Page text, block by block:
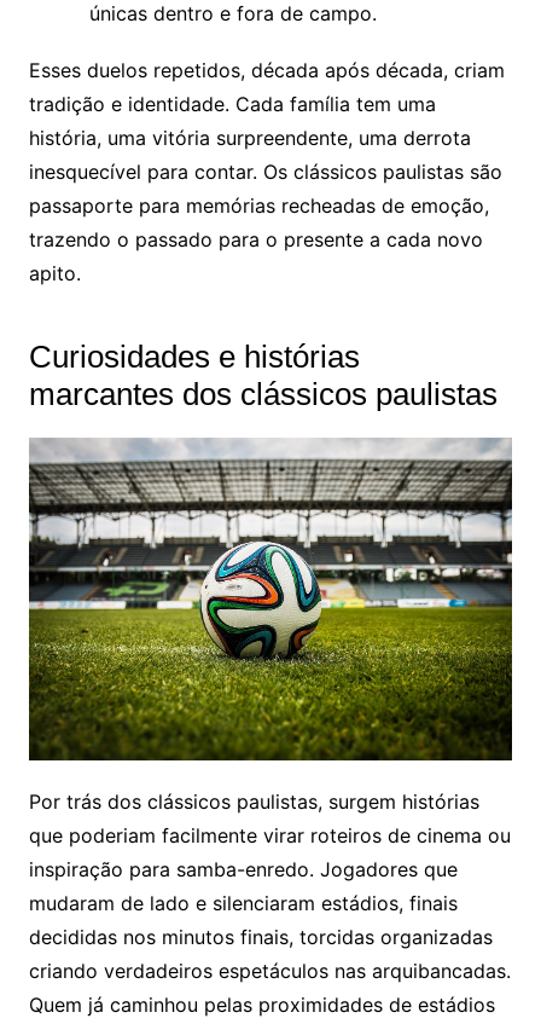
únicas dentro e fora de campo.
Esses duelos repetidos, década após década, criam
tradição e identidade. Cada família tem uma
história, uma vitória surpreendente, uma derrota
inesquecível para contar. Os clássicos paulistas são
passaporte para memórias recheadas de emoção,
trazendo o passado para o presente a cada novo
apito.
Curiosidades e histórias
marcantes dos clássicos paulistas
Por trás dos clássicos paulistas, surgem histórias
que poderiam facilmente virar roteiros de cinema ou
inspiração para samba-enredo. Jogadores que
mudaram de lado e silenciaram estádios, finais
decididas nos minutos finais, torcidas organizadas
criando verdadeiros espetáculos nas arquibancadas.
Quem já caminhou pelas proximidades de estádios